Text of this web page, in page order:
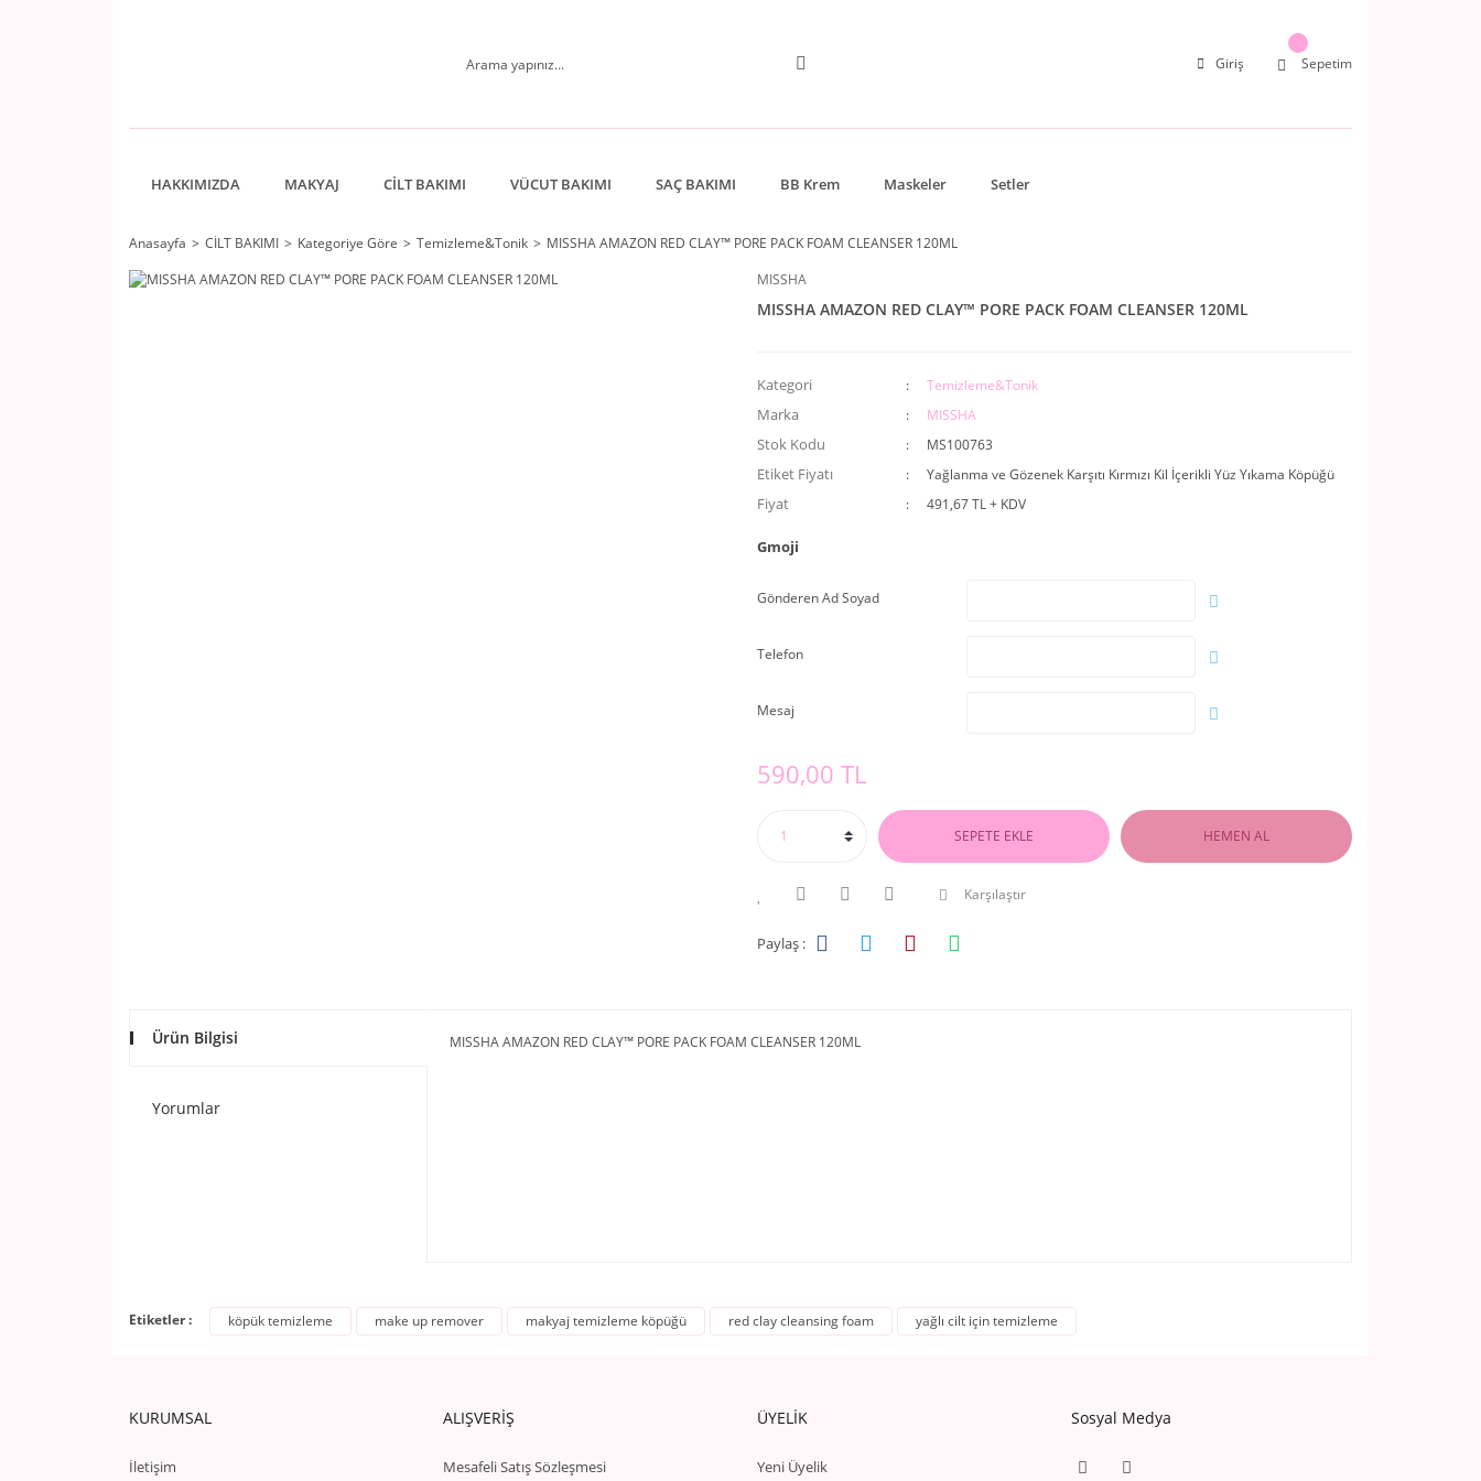
Giriş Sepetim
HAKKIMIZDA MAKYAJ CİLT BAKIMI VÜCUT BAKIMI SAÇ BAKIMI BB Krem Maskeler Setler
Anasayfa CİLT BAKIMI Kategoriye Göre Temizleme&Tonik
MISSHA AMAZON RED CLAY™ PORE PACK FOAM CLEANSER 120ML
MISSHA
MISSHA AMAZON RED CLAY™ PORE PACK FOAM CLEANSER 120ML
Kategori Temizleme&Tonik
Marka MISSHA
Stok Kodu MS100763
Etiket Fiyatı Yağlanma ve Gözenek Karşıtı Kırmızı Kil İçerikli Yüz Yıkama Köpüğü
Fiyat 491,67 TL + KDV
Gmoji
Gönderen Ad Soyad
Telefon
Mesaj
590,00 TL
SEPETE EKLE HEMEN AL
Karşılaştır
Paylaş :
Ürün Bilgisi
Yorumlar
MISSHA AMAZON RED CLAY™ PORE PACK FOAM CLEANSER 120ML
Etiketler : köpük temizleme make up remover makyaj temizleme köpüğü red clay cleansing foam yağlı cilt için temizleme
KURUMSAL
İletişim
ALIŞVERİŞ
Mesafeli Satış Sözleşmesi
ÜYELİK
Yeni Üyelik
Sosyal Medya